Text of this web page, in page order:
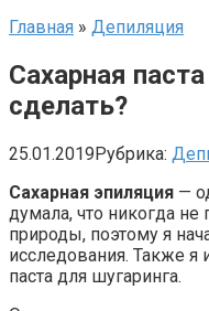
Главная » Депиляция
Сахарная
сделать?
25.01.2019Рубрика:
Сахарная эпиляция —
думала, что никогда
природы, поэтому я
исследования. Также я
паста для шугаринга.